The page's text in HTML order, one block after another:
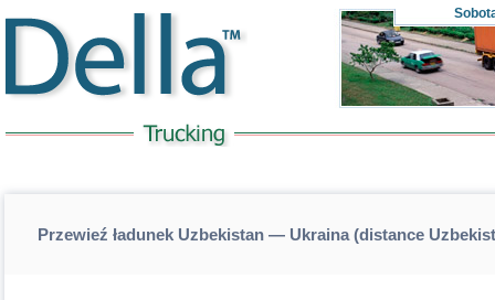
Przewieź ładunek Uzbekistan — Ukraina (distance